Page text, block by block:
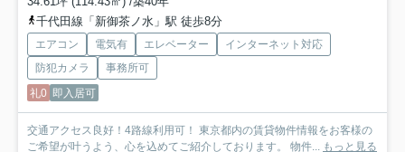
千代田線「新御茶ノ水」駅 徒歩8分
エアコン 電気有 エレベーター
インターネット対応
防犯カメラ
事務所可
礼0 即入居可
交通アクセス良好！4路線利用可！ 東京都内の賃貸物件情報をお客様の
ご希望が叶うよう、心を込めてご紹介しております。 物件... もっと見る